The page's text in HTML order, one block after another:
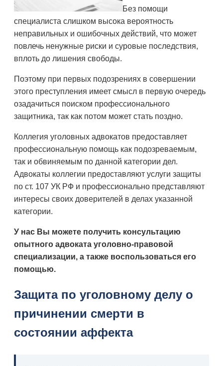
Без помощи
специалиста слишком высока вероятность
неправильных и ошибочных действий, что может
повлечь ненужные риски и суровые последствия,
вплоть до лишения свободы.
Поэтому при первых подозрениях в совершении
этого преступления имеет смысл в первую очередь
озадачиться поиском профессионального
защитника, так как потом может стать поздно.
Коллегия уголовных адвокатов предоставляет
профессиональную помощь как подозреваемым,
так и обвиняемым по данной категории дел.
Адвокаты коллегии предоставляют услуги защиты
по ст. 107 УК РФ и профессионально представляют
интересы своих доверителей в делах указанной
категории.
У нас Вы можете получить консультацию
опытного адвоката уголовно-правовой
специализации, а также воспользоваться его
помощью.
Защита по уголовному делу о
причинении смерти в
состоянии аффекта